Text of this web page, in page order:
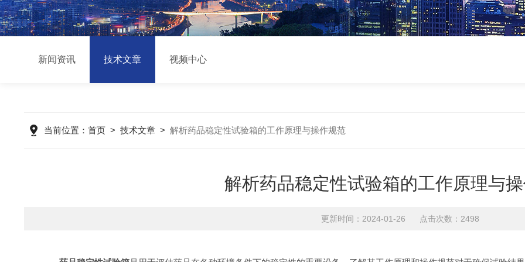
新闻资讯 技术文章 视频中心
当前位置： 首页> 技术文章> 解析药品稳定性试验箱的工作原理与操作规范
解析药品稳定性试验箱的工作原理与
更新时间：2024-01-26 点击次数：2498